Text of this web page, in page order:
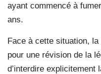
ayant commencé à
ans.
Face à cette situation, la
pour une révision de la
d’interdire explicitement